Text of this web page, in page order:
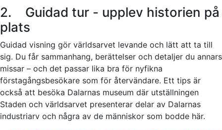
2. Guidad tur - upplev historien på
plats
Guidad visning gör världsarvet levande och lätt att ta till
sig. Du får sammanhang, berättelser och detaljer du annars
missar – och det passar lika bra för nyfikna
förstagångsbesökare som för återvändare. Ett tips är
också att besöka Dalarnas museum där utställningen
Staden och världsarvet presenterar delar av Dalarnas
industriarv och några av de människor som bodde här.